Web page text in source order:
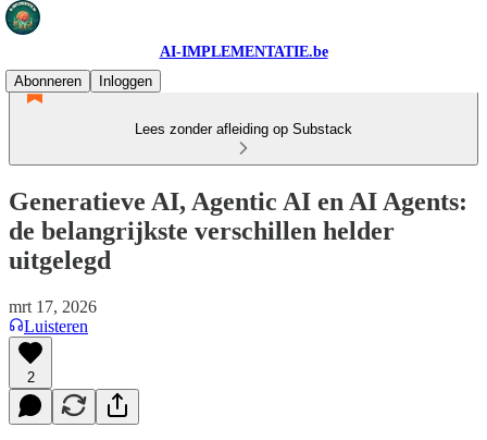
AI-IMPLEMENTATIE.be
Abonneren
Inloggen
Lees zonder afleiding op Substack
Generatieve AI, Agentic AI en AI Agents:
de belangrijkste verschillen helder
uitgelegd
mrt 17, 2026
Luisteren
2